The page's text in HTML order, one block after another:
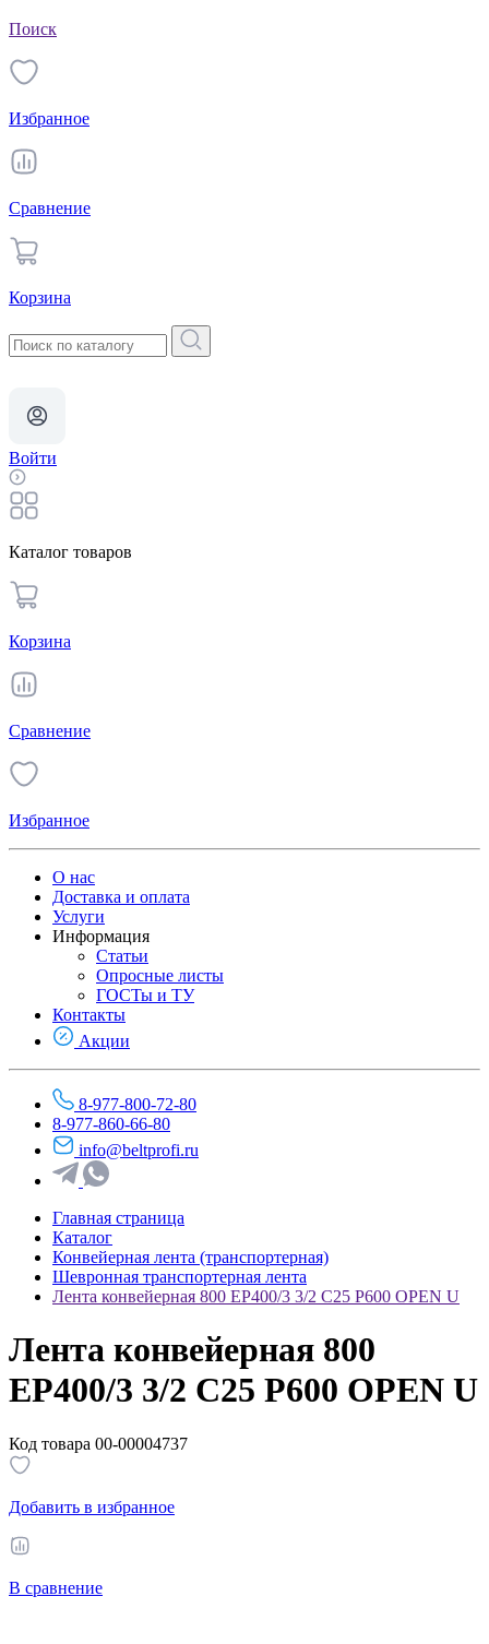
Поиск
Избранное
Сравнение
Корзина
Войти
Каталог товаров
Корзина
Сравнение
Избранное
О нас
Доставка и оплата
Услуги
Информация
Статьи
Опросные листы
ГОСТы и ТУ
Контакты
Акции
8-977-800-72-80
8-977-860-66-80
info@beltprofi.ru
Главная страница
Каталог
Конвейерная лента (транспортерная)
Шевронная транспортерная лента
Лента конвейерная 800 ЕР400/3 3/2 С25 Р600 OPEN U
Лента конвейерная 800
ЕР400/3 3/2 С25 Р600 OPEN U
Код товара 00-00004737
Добавить в избранное
В сравнение